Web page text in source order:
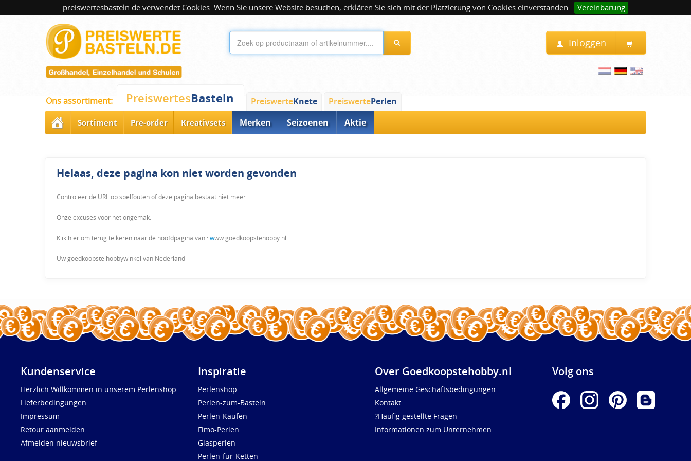
preiswertesbasteln.de verwendet Cookies. Wenn Sie unsere Website besuchen, erklären Sie sich mit der Platzierung von Cookies einverstanden. Vereinbarung
Inloggen
Ons assortiment: PreiswertesBasteln PreiswerteKnete PreiswertePerlen
Sortiment Pre-order Kreativsets Merken Seizoenen Aktie
Helaas, deze pagina kon niet worden gevonden
Controleer de URL op spelfouten of deze pagina bestaat niet meer.
Onze excuses voor het ongemak.
Klik hier om terug te keren naar de hoofdpagina van : www.goedkoopstehobby.nl
Uw goedkoopste hobbywinkel van Nederland
Kundenservice
Herzlich Willkommen in unserem Perlenshop
Lieferbedingungen
Impressum
Retour aanmelden
Afmelden nieuwsbrief
Inspiratie
Perlenshop
Perlen-zum-Basteln
Perlen-Kaufen
Fimo-Perlen
Glasperlen
Perlen-für-Ketten
Over Goedkoopstehobby.nl
Allgemeine Geschäftsbedingungen
Kontakt
?Häufig gestellte Fragen
Informationen zum Unternehmen
Volg ons